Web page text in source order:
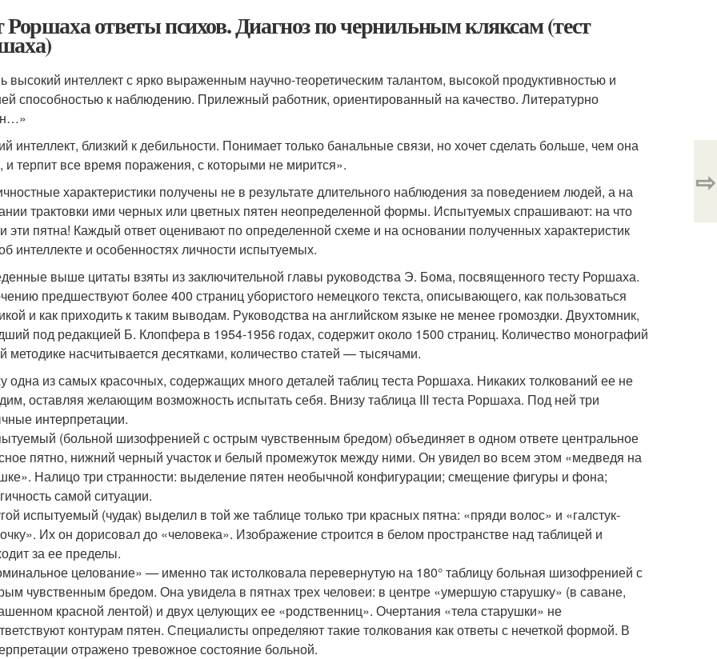
Роршаха ответы психов. Диагноз по чернильным кляксам (тест
высокий интеллект с ярко выраженным научно-теоретическим талантом, высокой продуктивностью и
способностью к наблюдению. Прилежный работник, ориентированный на качество. Литературно
интеллект, близкий к дебильности. Понимает только банальные связи, но хочет сделать больше, чем она
и терпит все время поражения, с которыми не мирится».
характеристики получены не в результате длительного наблюдения за поведением людей, а на
трактовки ими черных или цветных пятен неопределенной формы. Испытуемых спрашивают: на что
эти пятна! Каждый ответ оценивают по определенной схеме и на основании полученных характеристик
интеллекте и особенностях личности испытуемых.
выше цитаты взяты из заключительной главы руководства Э. Бома, посвященного тесту Роршаха.
предшествуют более 400 страниц убористого немецкого текста, описывающего, как пользоваться
и как приходить к таким выводам. Руководства на английском языке не менее громоздки. Двухтомник,
под редакцией Б. Клопфера в 1954-1956 годах, содержит около 1500 страниц. Количество монографий
методике насчитывается десятками, количество статей — тысячами.
одна из самых красочных, содержащих много деталей таблиц теста Роршаха. Никаких толкований ее не
оставляя желающим возможность испытать себя. Внизу таблица III теста Роршаха. Под ней три
интерпретации.
(больной шизофренией с острым чувственным бредом) объединяет в одном ответе центральное
пятно, нижний черный участок и белый промежуток между ними. Он увидел во всем этом «медведя на
Налицо три странности: выделение пятен необычной конфигурации; смещение фигуры и фона;
самой ситуации.
испытуемый (чудак) выделил в той же таблице только три красных пятна: «пряди волос» и «галстук-
Их он дорисовал до «человека». Изображение строится в белом пространстве над таблицей и
за ее пределы.
целование» — именно так истолковала перевернутую на 180° таблицу больная шизофренией с
чувственным бредом. Она увидела в пятнах трех человеи: в центре «умершую старушку» (в саване,
красной лентой) и двух целующих ее «родственниц». Очертания «тела старушки» не
контурам пятен. Специалисты определяют такие толкования как ответы с нечеткой формой. В
отражено тревожное состояние больной.
⇨